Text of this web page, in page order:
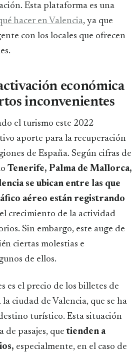
Esta plataforma es una
hacer en Valencia, ya que
con los locales que ofrecen
económica
inconvenientes
el turismo este 2022
aporte para la recuperación
de España. Según cifras de
Tenerife, Palma de Mallorca,
se ubican entre las que
aéreo están registrando
crecimiento de la actividad
Sin embargo, este auge de
ciertas molestias e
de ellos.
es el precio de los billetes de
ciudad de Valencia, que se ha
turístico. Esta situación
de pasajes, que tienden a
especialmente, en el caso de